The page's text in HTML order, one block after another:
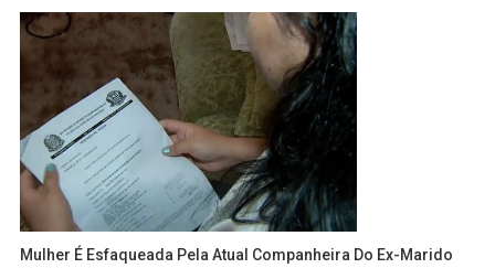
Mulher É Esfaqueada Pela Atual Companheira Do Ex-Marido